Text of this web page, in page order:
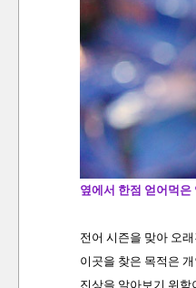
옆에서 한점 얻어먹
전어 시즌을 맞아 오
이곳을 찾은 목적은
진상을 알아보기 위